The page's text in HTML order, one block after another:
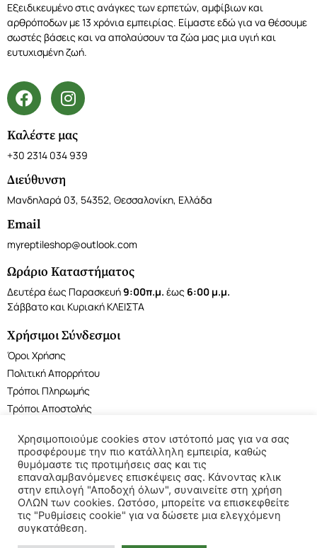
Εξειδικευμένο στις ανάγκες των ερπετών, αμφίβιων και
αρθρόποδων με 13 χρόνια εμπειρίας. Είμαστε εδώ για να θέσουμε
σωστές βάσεις και να απολαύσουν τα ζώα μας μια υγιή και
ευτυχισμένη ζωή.
Καλέστε μας
+30 2314 034 939
Διεύθυνση
Μανδηλαρά 03, 54352, Θεσσαλονίκη, Ελλάδα
Email
myreptileshop@outlook.com
Ωράριο Καταστήματος
Δευτέρα έως Παρασκευή9:00π.μ. έως 6:00 μ.μ.
Σάββατο και Κυριακή ΚΛΕΙΣΤΑ
Χρήσιμοι Σύνδεσμοι
Όροι Χρήσης
Πολιτική Απορρήτου
Τρόποι Πληρωμής
Τρόποι Αποστολής
©2022 My Reptile Shop. All rights reserved.
Χρησιμοποιούμε cookies στον ιστότοπό μας για να σας
προσφέρουμε την πιο κατάλληλη εμπειρία, καθώς
θυμόμαστε τις προτιμήσεις σας και τις
επαναλαμβανόμενες επισκέψεις σας. Κάνοντας κλικ
στην επιλογή "Αποδοχή όλων", συναινείτε στη χρήση
ΟΛΩΝ των cookies. Ωστόσο, μπορείτε να επισκεφθείτε
τις "Ρυθμίσεις cookie" για να δώσετε μια ελεγχόμενη
συγκατάθεση.